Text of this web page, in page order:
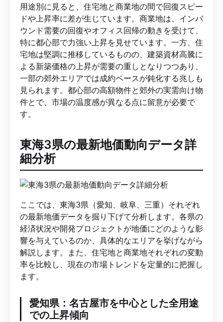
用途別に見ると、住宅地と商業地の間で回復スピー
ドや上昇率に差が生じています。商業地は、インバ
ウンド需要の回復やオフィス回帰の動きを受けて、
特に都心部で力強い上昇を見せています。一方、住
宅地は堅調に推移しているものの、建築資材高騰に
よる新築価格の上昇が需要の重しとなりつつあり、
一部の郊外エリアでは成約ペースが鈍化する兆しも
見られます。都心部の高額物件と郊外の実需向け物
件とで、市場の温度感が異なる点に留意が必要で
す。
東海3県の最新地価動向データ詳
細分析
ここでは、東海3県（愛知、岐阜、三重）それぞれ
の最新地価データを掘り下げて分析します。各県の
経済状況や開発プロジェクトが地価にどのような影
響を与えているのか、具体的なエリアを挙げながら
解説します。また、住宅地と商業地それぞれの変動
率を比較し、現在の市場トレンドを定量的に把握し
ます。
愛知県：名古屋市を中心とした全用途
での上昇傾向